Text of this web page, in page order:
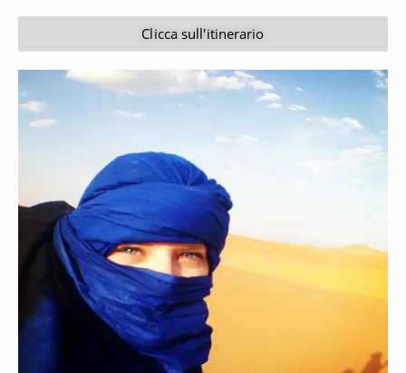
Clicca sull'itinerario